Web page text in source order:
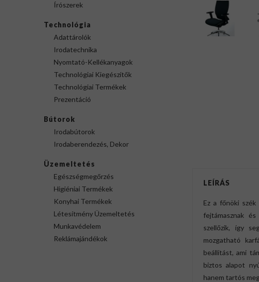
Írószerek
Technológia
Adattárolók
Irodatechnika
Nyomtató-Kellékanyagok
Technológiai Kiegészítők
Technológiai Termékek
Prezentáció
Bútorok
Irodabútorok
Irodaberendezés, Dekor
Üzemeltetés
Egészségmegőrzés
Higiéniai Termékek
Konyhai Termékek
Létesítmény Üzemeltetés
Munkavédelem
Reklámajándékok
LEÍRÁS
Ez a főnöki
fejtámasznak
szellőzik, így
mozgatható
beállítást, ami
biztos alapot
hanem tartós